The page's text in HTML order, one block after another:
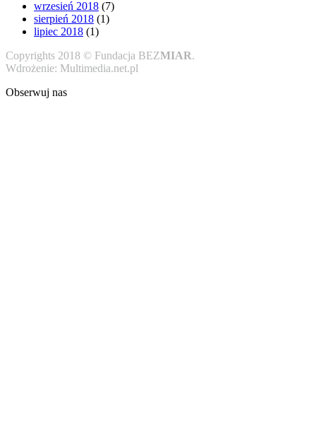
wrzesień 2018 (7)
sierpień 2018 (1)
lipiec 2018 (1)
Copyrights 2018 © Fundacja BEZMIAR.
Wdrożenie: Multimedia.net.pl
Obserwuj nas